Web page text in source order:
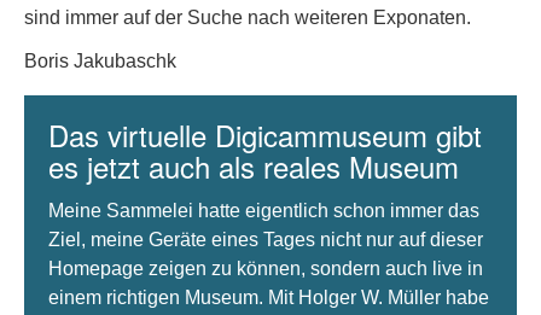
sind immer auf der Suche nach weiteren Exponaten.
Boris Jakubaschk
Das virtuelle Digicammuseum gibt
es jetzt auch als reales Museum
Meine Sammelei hatte eigentlich schon immer das
Ziel, meine Geräte eines Tages nicht nur auf dieser
Homepage zeigen zu können, sondern auch live in
einem richtigen Museum. Mit Holger W. Müller habe